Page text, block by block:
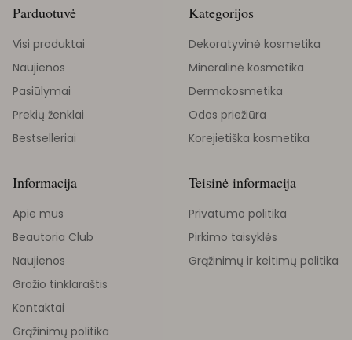
Parduotuvė
Visi produktai
Naujienos
Pasiūlymai
Prekių ženklai
Bestselleriai
Kategorijos
Dekoratyvinė kosmetika
Mineralinė kosmetika
Dermokosmetika
Odos priežiūra
Korejietiška kosmetika
Informacija
Apie mus
Beautoria Club
Naujienos
Grožio tinklaraštis
Kontaktai
Grąžinimų politika
Teisinė informacija
Privatumo politika
Pirkimo taisyklės
Grąžinimų ir keitimų politika